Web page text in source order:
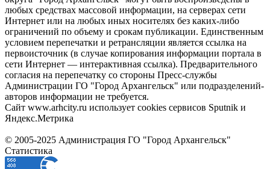
любых средствах массовой информации, на серверах сети
Интернет или на любых иных носителях без каких-либо
ограничений по объему и срокам публикации. Единственным
условием перепечатки и ретрансляции является ссылка на
первоисточник (в случае копирования информации портала в
сети Интернет — интерактивная ссылка). Предварительного
согласия на перепечатку со стороны Пресс-службы
Администрации ГО "Город Архангельск" или подразделений-
авторов информации не требуется.
Сайт www.arhcity.ru использует cookies сервисов Sputnik и
Яндекс.Метрика
© 2005-2025 Администрация ГО "Город Архангельск"
Статистика